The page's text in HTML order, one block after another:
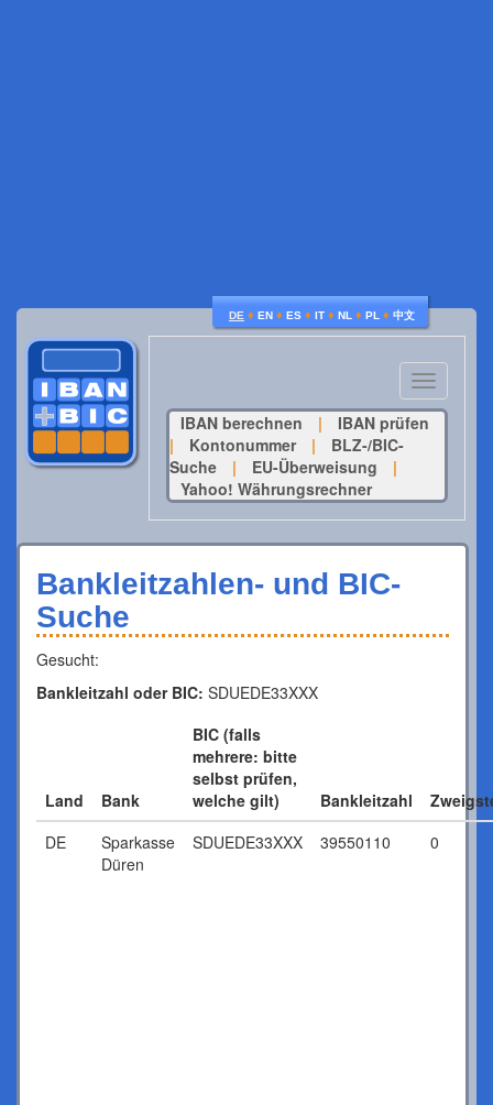
DE ♦ EN ♦ ES ♦ IT ♦ NL ♦ PL ♦ 中文
Toggle
navigation
IBAN berechnen
|
IBAN prüfen
|
Kontonummer |
BLZ-/BIC-
Suche
| EU-Überweisung
|
Yahoo! Währungsrechner
Bankleitzahlen- und BIC-
Suche
Gesucht:
Bankleitzahl oder BIC: SDUEDE33XXX
Land Bank
BIC (falls
mehrere: bitte
selbst prüfen,
welche gilt)
Bankleitzahl
DE
Sparkasse
Düren
SDUEDE33XXX 39550110 0